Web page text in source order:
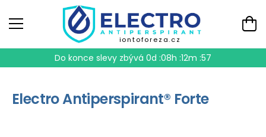
iontoforeza.cz
Do konce slevy zbývá 0d :08h :12m :57
Electro Antiperspirant® Forte